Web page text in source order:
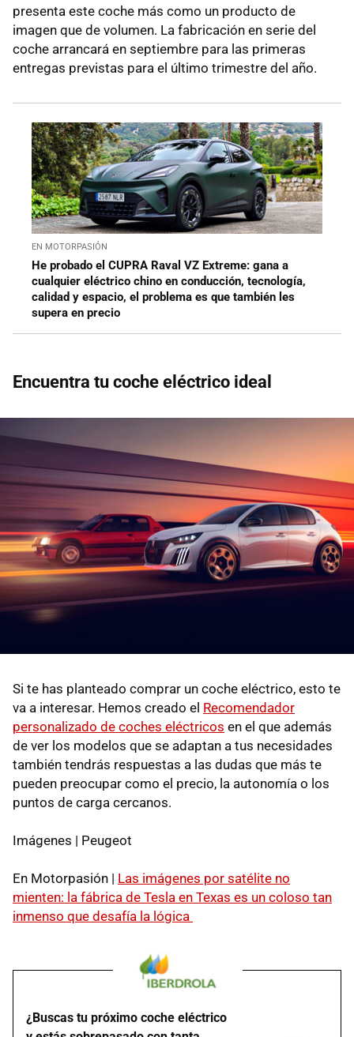
presenta este coche más como un producto de
imagen que de volumen. La fabricación en serie del
coche arrancará en septiembre para las primeras
entregas previstas para el último trimestre del año.
EN MOTORPASIÓN
He probado el CUPRA Raval VZ Extreme: gana a
cualquier eléctrico chino en conducción, tecnología,
calidad y espacio, el problema es que también les
supera en precio
Encuentra tu coche eléctrico ideal
Si te has planteado comprar un coche eléctrico, esto te
va a interesar. Hemos creado el Recomendador
personalizado de coches eléctricos en el que además
de ver los modelos que se adaptan a tus necesidades
también tendrás respuestas a las dudas que más te
pueden preocupar como el precio, la autonomía o los
puntos de carga cercanos.
Imágenes | Peugeot
En Motorpasión | Las imágenes por satélite no
mienten: la fábrica de Tesla en Texas es un coloso tan
inmenso que desafía la lógica
¿Buscas tu próximo coche eléctrico